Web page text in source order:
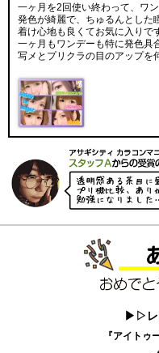
一ヶ月を2回使い終わって、ワ
発色が綺麗で、ちゅるんとした
着け心地も良くてお気に入りで
一ヶ月もワンデーも特に発色具
写メとプリクラの目のアップを
▶▷レ
『アイトゥ